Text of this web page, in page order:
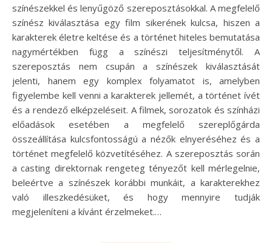
színészekkel és lenyűgöző szereposztásokkal. A megfelelő
színész kiválasztása egy film sikerének kulcsa, hiszen a
karakterek életre keltése és a történet hiteles bemutatása
nagymértékben függ a színészi teljesítménytől. A
szereposztás nem csupán a színészek kiválasztását
jelenti, hanem egy komplex folyamatot is, amelyben
figyelembe kell venni a karakterek jellemét, a történet ívét
és a rendező elképzeléseit. A filmek, sorozatok és színházi
előadások esetében a megfelelő szereplőgárda
összeállítása kulcsfontosságú a nézők elnyeréséhez és a
történet megfelelő közvetítéséhez. A szereposztás során
a casting direktornak rengeteg tényezőt kell mérlegelnie,
beleértve a színészek korábbi munkáit, a karakterekhez
való illeszkedésüket, és hogy mennyire tudják
megjeleníteni a kívánt érzelmeket.…